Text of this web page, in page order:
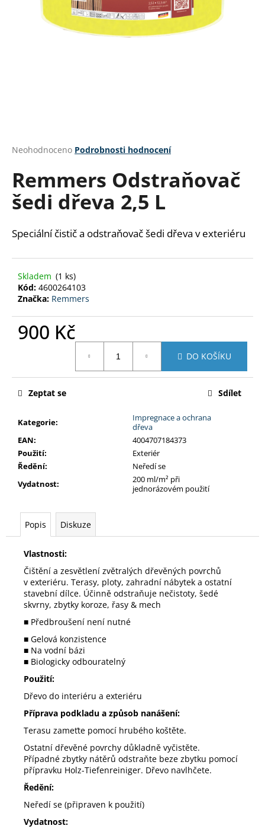
Průměrné
produktu
je
0,0
z
hvězdiček.
Neohodnoceno Podrobnosti hodnocení
Remmers Odstraňovač
šedi dřeva 2,5 L
Speciální čistič a odstraňovač šedi dřeva v exteriéru
Skladem (1 ks)
Kód: 4600264103
Značka: Remmers
900 Kč
DO KOŠÍKU
Kategorie:
Impregnace a ochrana
dřeva
EAN:
4004707184373
Použití:
Exteriér
Ředění:
Neředí se
Vydatnost:
200 ml/m² při
jednorázovém použití
Zeptat se Sdílet
Popis Diskuze
Vlastnosti:
Čištění a zesvětlení zvětralých dřevěných povrchů
v exteriéru. Terasy, ploty, zahradní nábytek a ostatní
stavební dílce. Účinně odstraňuje nečistoty, šedé
skvrny, zbytky koroze, řasy & mech
■ Předbroušení není nutné
■ Gelová konzistence
■ Na vodní bázi
■ Biologicky odbouratelný
Použití:
Dřevo do interiéru a exteriéru
Příprava podkladu a způsob nanášení:
Terasu zameťte pomocí hrubého koštěte.
Ostatní dřevěné povrchy důkladně vyčistěte.
Případné zbytky nátěrů odstraňte beze zbytku pomocí
přípravku Holz-Tiefenreiniger. Dřevo navlhčete.
Ředění:
Neředí se (připraven k použití)
Vydatnost:
D
o
o
r
u
u
e
m
e
BODYSOFT
125